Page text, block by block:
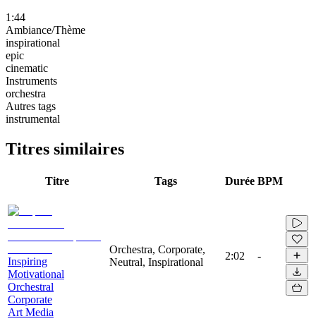
1:44
Ambiance/Thème
inspirational
epic
cinematic
Instruments
orchestra
Autres tags
instrumental
Titres similaires
Titre Tags Durée BPM
Inspiring
Motivational
Orchestral
Corporate
Art Media
Orchestra, Corporate,
Neutral, Inspirational
2:02 -